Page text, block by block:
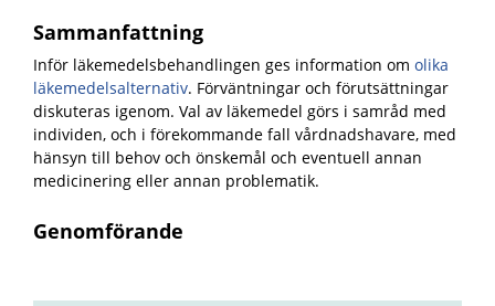
Sammanfattning
Inför läkemedelsbehandlingen ges information om olika
läkemedelsalternativ. Förväntningar och förutsättningar
diskuteras igenom. Val av läkemedel görs i samråd med
individen, och i förekommande fall vårdnadshavare, med
hänsyn till behov och önskemål och eventuell annan
medicinering eller annan problematik.
Genomförande